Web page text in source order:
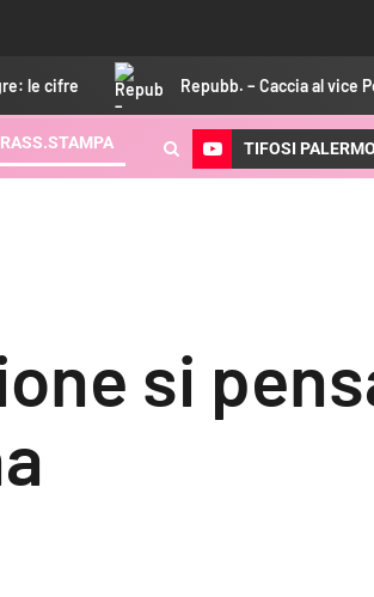
Repubb. – Caccia al vice Pohjanpalo, piace
RASS.STAMPA TIFOSI
si